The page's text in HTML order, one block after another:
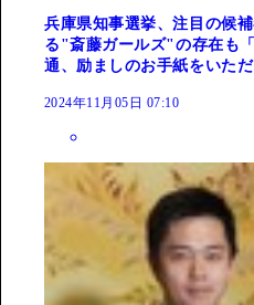
兵庫県知事選挙、注目の候
る"斎藤ガールズ"の存在も
通、励ましのお手紙をいただ
2024年11月05日 07:10